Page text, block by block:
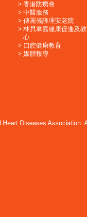
香港防癆會
中醫服務
傅麗儀護理安老院
林貝聿嘉健康促進及
心
口腔健康教育
媒體報導
Diseases Association.